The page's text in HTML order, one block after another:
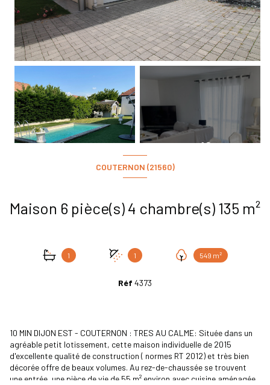
+12
COUTERNON (21560)
Maison 6 pièce(s) 4 chambre(s) 135 m²
1 1 549 m²
Réf 4373
10 MIN DIJON EST - COUTERNON : TRES AU CALME: Située dans un
agréable petit lotissement, cette maison individuelle de 2015
d'excellente qualité de construction ( normes RT 2012) et très bien
décorée offre de beaux volumes. Au rez-de-chaussée se trouvent
une entrée, une pièce de vie de 55 m² environ avec cuisine aménagée